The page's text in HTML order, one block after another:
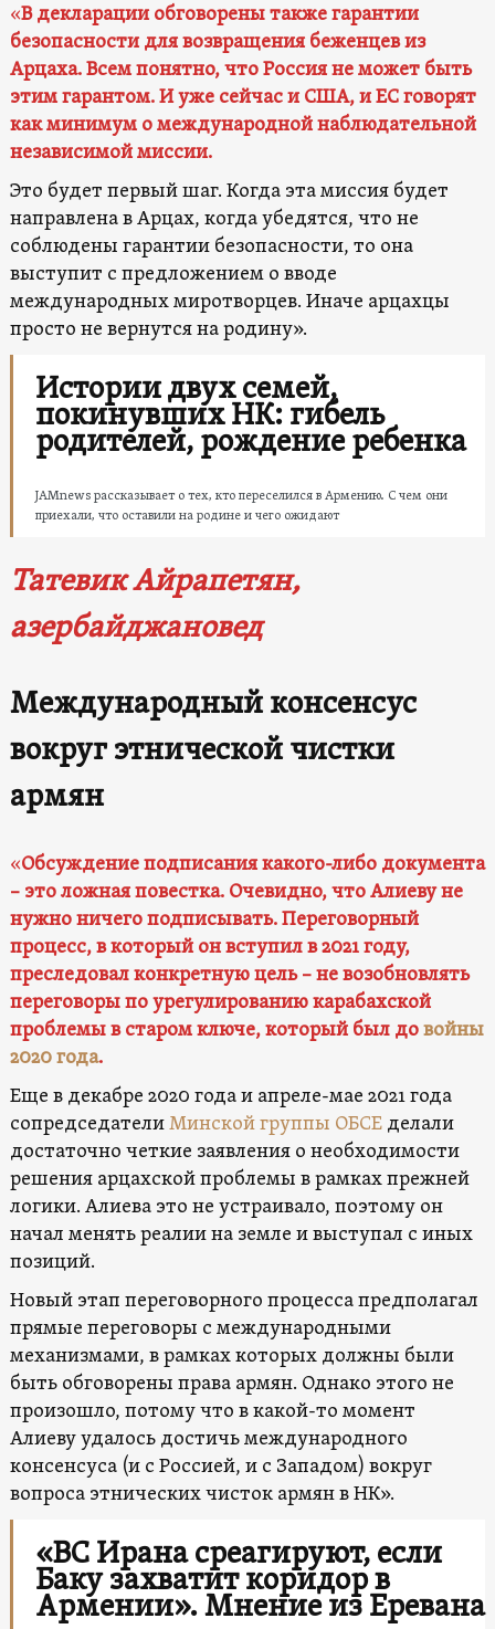
«В декларации обговорены также гарантии
безопасности для возвращения беженцев из
Арцаха. Всем понятно, что Россия не может быть
этим гарантом. И уже сейчас и США, и ЕС говорят
как минимум о международной наблюдательной
независимой миссии.
Это будет первый шаг. Когда эта миссия будет
направлена в Арцах, когда убедятся, что не
соблюдены гарантии безопасности, то она
выступит с предложением о вводе
международных миротворцев. Иначе арцахцы
просто не вернутся на родину».
Истории двух семей,
покинувших НК: гибель
родителей, рождение ребенка
JAMnews рассказывает о тех, кто переселился в Армению. С чем они
приехали, что оставили на родине и чего ожидают
Татевик Айрапетян,
азербайджановед
Международный консенсус
вокруг этнической чистки
армян
«Обсуждение подписания какого-либо документа
– это ложная повестка. Очевидно, что Алиеву не
нужно ничего подписывать. Переговорный
процесс, в который он вступил в 2021 году,
преследовал конкретную цель – не возобновлять
переговоры по урегулированию карабахской
проблемы в старом ключе, который был довойны
2020 года.
Еще в декабре 2020 года и апреле-мае 2021 года
сопредседателиМинской группы ОБСЕделали
достаточно четкие заявления о необходимости
решения арцахской проблемы в рамках прежней
логики. Алиева это не устраивало, поэтому он
начал менять реалии на земле и выступал с иных
позиций.
Новый этап переговорного процесса предполагал
прямые переговоры с международными
механизмами, в рамках которых должны были
быть обговорены права армян. Однако этого не
произошло, потому что в какой-то момент
Алиеву удалось достичь международного
консенсуса (и с Россией, и с Западом) вокруг
вопроса этнических чисток армян в НК».
«ВС Ирана среагируют, если
Баку захватит коридор в
Армении». Мнение из Еревана